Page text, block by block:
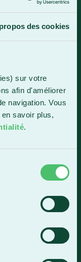
des cookies
sur votre
afin d'améliorer
navigation. Vous
savoir plus,
.